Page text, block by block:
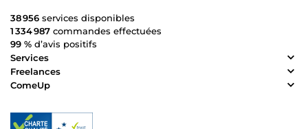
38 956 services disponibles
1 334 987 commandes effectuées
99 % d’avis positifs
Services
Freelances
ComeUp